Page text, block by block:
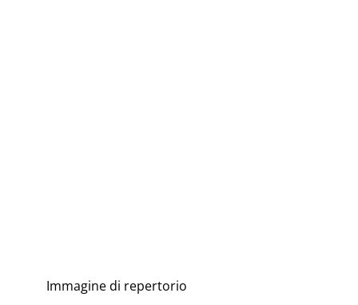
Immagine di repertorio